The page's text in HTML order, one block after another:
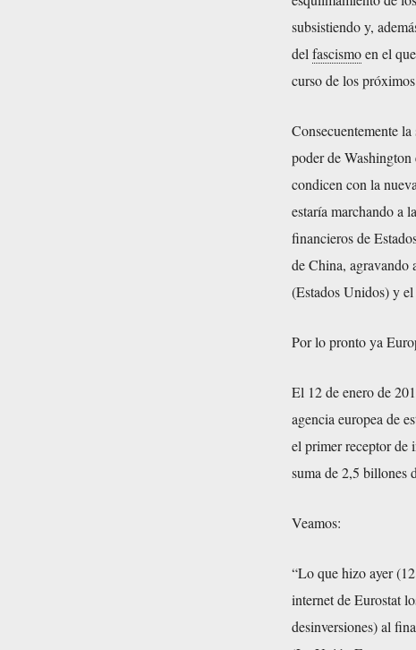
subsistiendo y,
delfascismoen el
curso de los
Consecuentemente
poder de
condicen con la
estaría marchando a
financieros de
de China, agravando
(Estados Unidos) y
Por lo pronto ya
El 12 de enero de
agencia europea de
el primer receptor de
suma de 2,5 billones
Veamos:
“Lo que hizo ayer
internet de Eurostat
desinversiones) al